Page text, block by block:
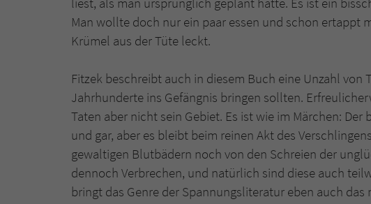
Man wollte doch nur ein paar essen und schon ertappt
Krümel aus der Tüte leckt.
Fitzek beschreibt auch in diesem Buch eine Unzahl von
Jahrhunderte ins Gefängnis bringen sollten.
Taten aber nicht sein Gebiet. Es ist wie im Märchen:
und gar, aber es bleibt beim reinen Akt des
gewaltigen Blutbädern noch von den Schreien der
dennoch Verbrechen, und natürlich sind diese auch
bringt das Genre der Spannungsliteratur eben auch das